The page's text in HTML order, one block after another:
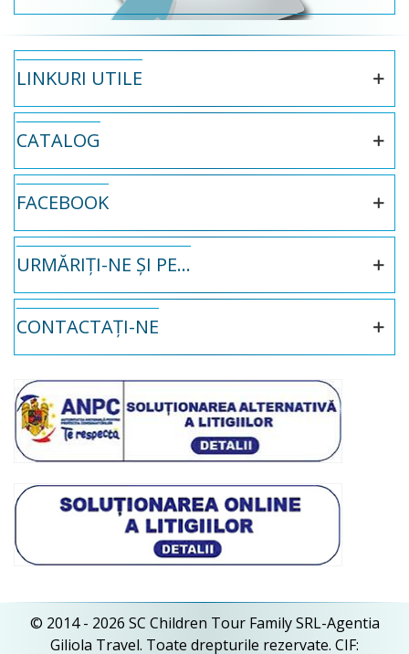
LINKURI UTILE
CATALOG
FACEBOOK
URMĂRIȚI-NE ȘI PE...
CONTACTAȚI-NE
© 2014 - 2026 SC Children Tour Family SRL-Agentia
Giliola Travel. Toate drepturile rezervate. CIF: